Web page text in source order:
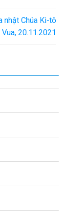
nhật Chúa Ki-tô
Vua, 20.11.2021